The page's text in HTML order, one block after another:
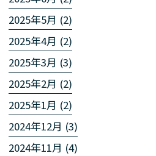
2025年5月 (2)
2025年4月 (2)
2025年3月 (3)
2025年2月 (2)
2025年1月 (2)
2024年12月 (3)
2024年11月 (4)